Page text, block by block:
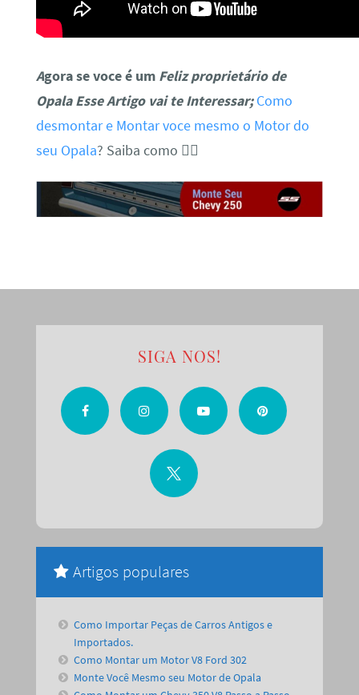
Agora se voce é um Feliz proprietário de
Opala Esse Artigo vai te Interessar; Como
desmontar e Montar voce mesmo o Motor do
seu Opala? Saiba como 👇🏻
SIGA NOS!
Artigos populares
Como Importar Peças de Carros Antigos e
Importados.
Como Montar um Motor V8 Ford 302
Monte Você Mesmo seu Motor de Opala